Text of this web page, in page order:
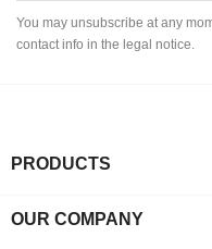
You may unsubscribe at any
contact info in the legal notice.
PRODUCTS
OUR COMPANY